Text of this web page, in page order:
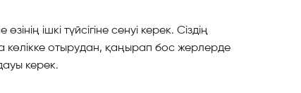
ішкі түйсігіне сенуі керек. Сіздің
көлікке отырудан, қаңырап бос жерлерде
керек.